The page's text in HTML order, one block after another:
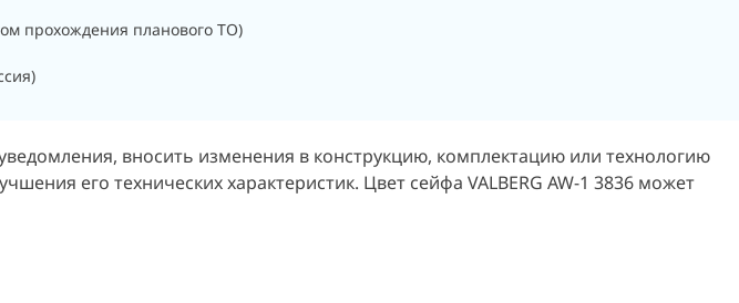
прохождения планового ТО)
вносить изменения в конструкцию, комплектацию или технологию
его технических характеристик. Цвет сейфа VALBERG AW-1 3836 может